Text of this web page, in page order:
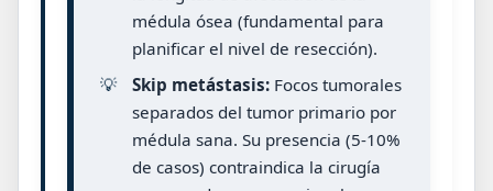
médula ósea (fundamental para
planificar el nivel de resección).
💡
Skip metástasis:Focos tumorales
separados del tumor primario por
médula sana. Su presencia (5-10%
de casos) contraindica la cirugía